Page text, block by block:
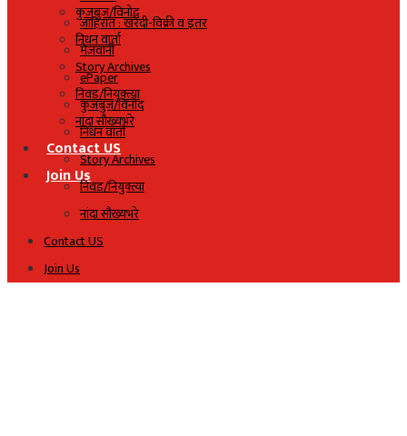
कुजबुज/विनोद
निधन वार्ता
Story Archives
निवड/नियुक्त्या
नांदा सौख्यभरे
Contact US
Join Us
जाहिरात : खरेदी-विक्री व इतर
मेजवानी
ePaper
कुजबुज/विनोद
निधन वार्ता
Story Archives
निवड/नियुक्त्या
नांदा सौख्यभरे
Contact US
Join Us